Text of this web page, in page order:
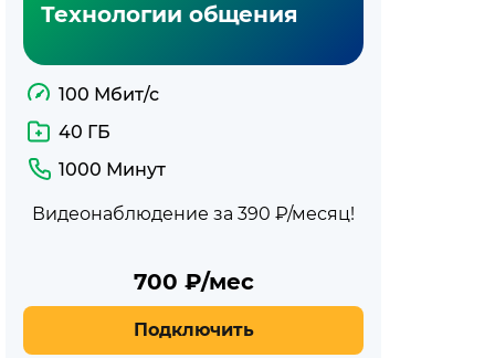
Технологии общения
100 Мбит/с
40 ГБ
1000 Минут
Видеонаблюдение за 390 ₽/месяц!
700 ₽/мес
Подключить